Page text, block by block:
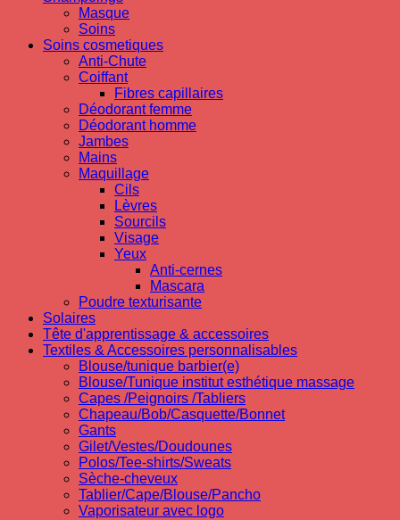
Masque
Soins
Soins cosmetiques
Anti-Chute
Coiffant
Fibres capillaires
Déodorant femme
Déodorant homme
Jambes
Mains
Maquillage
Cils
Lèvres
Sourcils
Visage
Yeux
Anti-cernes
Mascara
Poudre texturisante
Solaires
Tête d'apprentissage & accessoires
Textiles & Accessoires personnalisables
Blouse/tunique barbier(e)
Blouse/Tunique institut esthétique massage
Capes /Peignoirs /Tabliers
Chapeau/Bob/Casquette/Bonnet
Gants
Gilet/Vestes/Doudounes
Polos/Tee-shirts/Sweats
Sèche-cheveux
Tablier/Cape/Blouse/Pancho
Vaporisateur avec logo